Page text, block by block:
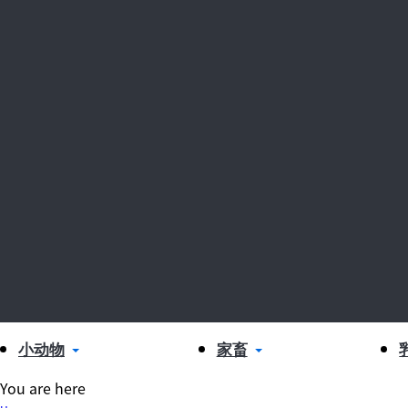
小动物 家畜
You are here